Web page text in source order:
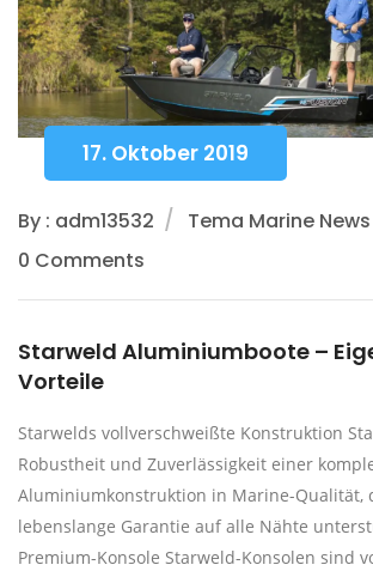
17. Oktober 2019
By : adm13532
Tema Marine News
0 Comments
Starweld Aluminiumboote –
Vorteile
Starwelds vollverschweißte Konstruktion
Robustheit und Zuverlässigkeit einer
Aluminiumkonstruktion in Marine-Qualität,
lebenslange Garantie auf alle Nähte
Premium-Konsole Starweld-Konsolen sind